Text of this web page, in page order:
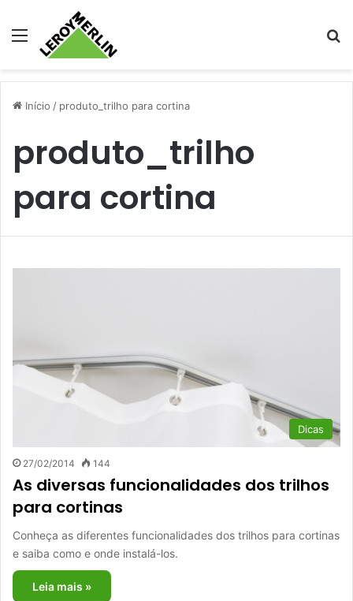
Menu
Início / produto_trilho para cortina
produto_trilho
para cortina
Dicas
27/02/2014 144
As diversas funcionalidades dos trilhos
para cortinas
Conheça as diferentes funcionalidades dos trilhos para cortinas
e saiba como e onde instalá-los.
Leia mais »